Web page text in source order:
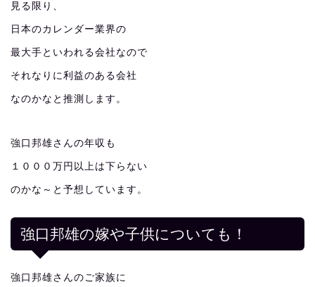
見る限り、
日本のカレンダー業界の
最大手といわれる会社なので
それなりに利益のある会社
なのかなと推測します。
強口邦雄さんの年収も
１０００万円以上は下らない
のかな～と予想しています。
強口邦雄の嫁や子供についても！
強口邦雄さんのご家族に